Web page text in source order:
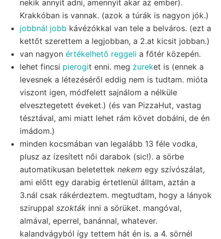
nekik annyit adni, amennyit akar az ember).
Krakkóban is vannak. (azok a túrák is nagyon jók.)
jobbnál jobb kávézókkal van tele a belváros. (ezt a
kettőt szerettem a legjobban, a 2.at kicsit jobban.)
van nagyon értékelhető reggeli a főtér közepén.
lehet fincsi pierogit enni. meg żureket is (ennek a
levesnek a létezéséről eddig nem is tudtam. mióta
viszont igen, módfelett sajnálom a nélküle
elvesztegetett éveket.) (és van PizzaHut, vastag
tésztával, ami miatt lehet rám követ dobálni, de én
imádom.)
minden kocsmában van legalább 13 féle vodka,
plusz az ízesített női darabok (sic!). a sörbe
automatikusan beletettek nekem egy szívószálat,
ami előtt egy darabig értetlenül álltam, aztán a
3.nál csak rákérdeztem. megtudtam, hogy a lányok
sziruppal szokták inni a sörüket. mangóval,
almával, eperrel, banánnal, whatever.
kalandvágyból így tettem hát én is. a 4. sörnél